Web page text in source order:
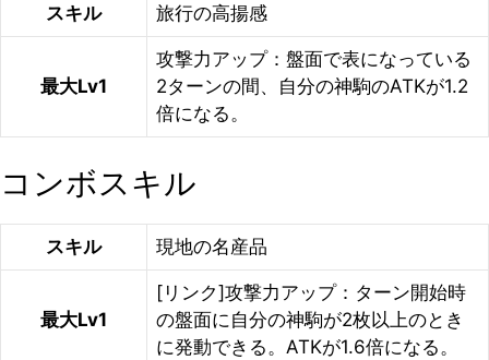
スキル 旅行の高揚感
最大Lv1
攻撃力アップ：盤面で表になっている
2ターンの間、自分の神駒のATKが1.2
倍になる。
コンボスキル
スキル 現地の名産品
最大Lv1
[リンク]攻撃力アップ：ターン開始時
の盤面に自分の神駒が2枚以上のとき
に発動できる。ATKが1.6倍になる。